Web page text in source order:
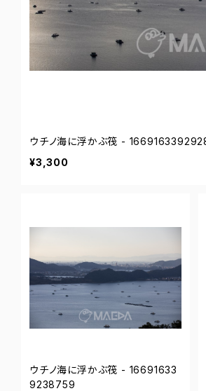
ウチノ海に浮かぶ筏 -
¥3,300
ウチノ海に浮かぶ筏 - 16691633
9238759